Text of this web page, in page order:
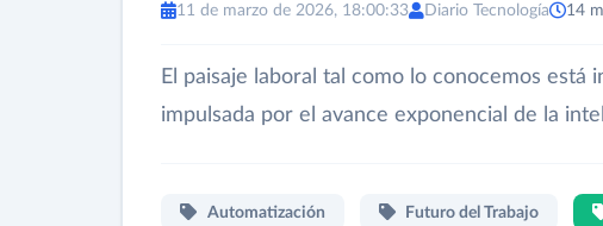
11 de marzo de 2026, 18:00:33 Diario Tecnología 14
El paisaje laboral tal como lo conocemos
impulsada por el avance exponencial de la
Automatización Futuro del Trabajo